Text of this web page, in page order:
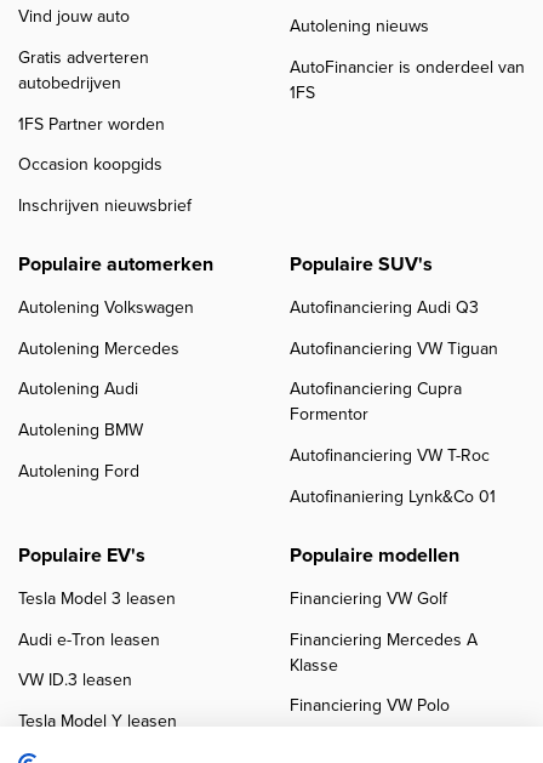
Vind jouw auto
Gratis adverteren
autobedrijven
1FS Partner worden
Occasion koopgids
Inschrijven nieuwsbrief
Autolening nieuws
AutoFinancier is onderdeel van
1FS
Populaire automerken
Autolening Volkswagen
Autolening Mercedes
Autolening Audi
Autolening BMW
Autolening Ford
Populaire SUV's
Autofinanciering Audi Q3
Autofinanciering VW Tiguan
Autofinanciering Cupra
Formentor
Autofinanciering VW T-Roc
Autofinaniering Lynk&Co 01
Populaire EV's
Tesla Model 3 leasen
Audi e-Tron leasen
VW ID.3 leasen
Tesla Model Y leasen
Populaire modellen
Financiering VW Golf
Financiering Mercedes A
Klasse
Financiering VW Polo